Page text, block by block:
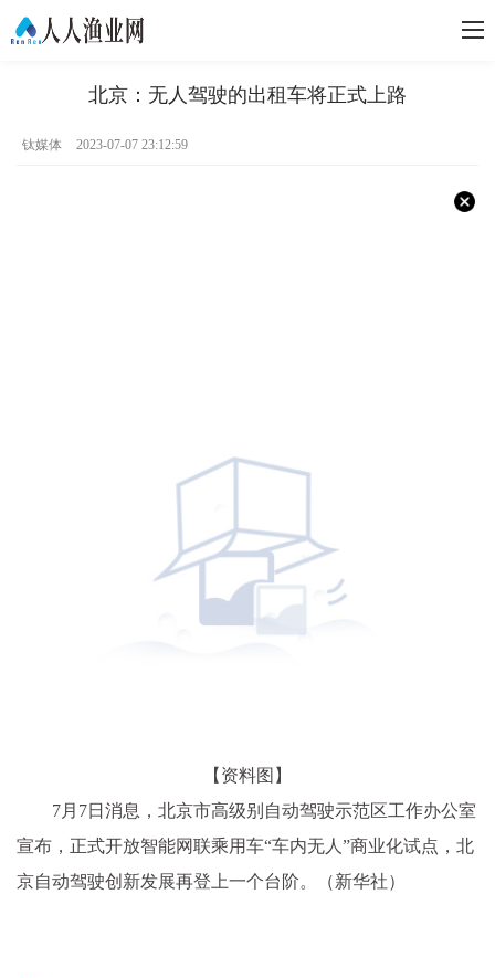
北京：无人驾驶的出租车将正式上路
钛媒体 2023-07-07 23:12:59
【资料图】
7月7日消息，北京市高级别自动驾驶示范区工作办公室
宣布，正式开放智能网联乘用车“车内无人”商业化试点，北
京自动驾驶创新发展再登上一个台阶。（新华社）